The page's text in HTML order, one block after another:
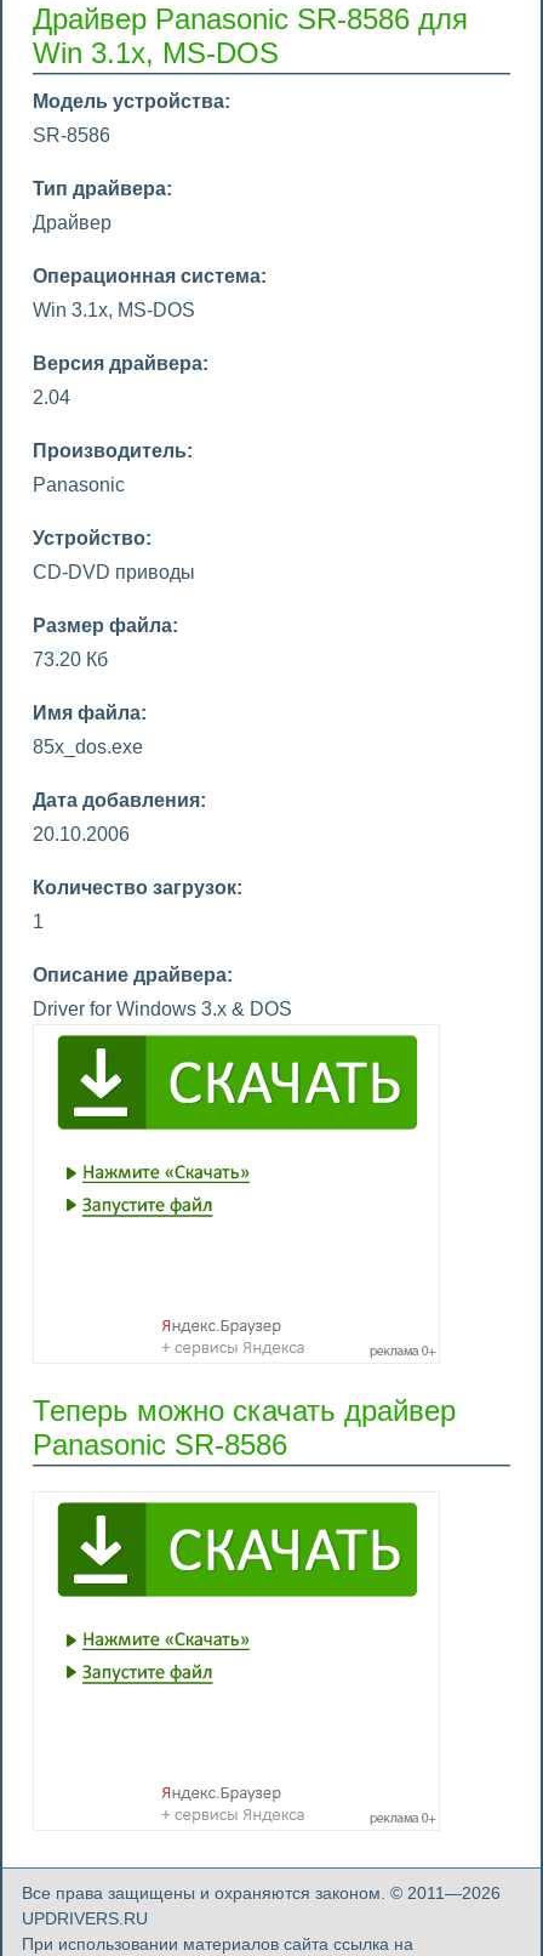
Драйвер Panasonic SR-8586 для
Win 3.1x, MS-DOS
Модель устройства:
SR-8586
Тип драйвера:
Драйвер
Операционная система:
Win 3.1x, MS-DOS
Версия драйвера:
2.04
Производитель:
Panasonic
Устройство:
CD-DVD приводы
Размер файла:
73.20 Кб
Имя файла:
85x_dos.exe
Дата добавления:
20.10.2006
Количество загрузок:
1
Описание драйвера:
Driver for Windows 3.x & DOS
Теперь можно скачать драйвер
Panasonic SR-8586
Все права защищены и охраняются законом. © 2011—2026
UPDRIVERS.RU
При использовании материалов сайта ссылка на